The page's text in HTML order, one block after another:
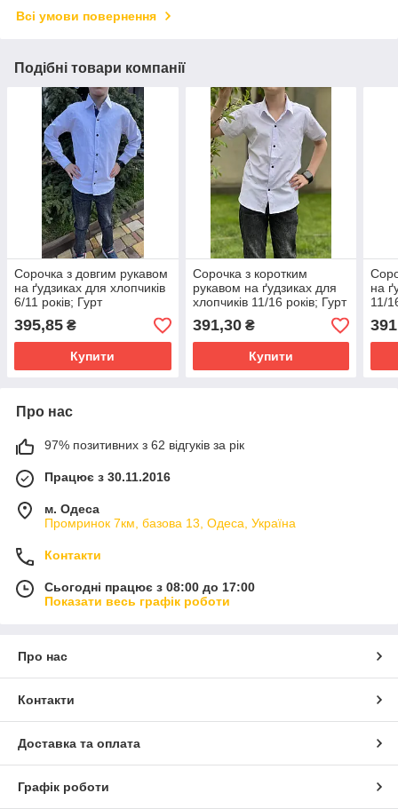
Всі умови повернення
Подібні товари компанії
Сорочка з довгим рукавом
на ґудзиках для хлопчиків
6/11 років; Гурт
395,85 ₴
Купити
Сорочка з коротким
рукавом на ґудзиках для
хлопчиків 11/16 років; Гурт
391,30₴
Купити
на
11/
Про нас
97% позитивних з 62 відгуків за рік
Працює з 30.11.2016
м. Одеса
Промринок 7км, базова 13, Одеса, Україна
Контакти
Сьогодні працює з 08:00 до 17:00
Показати весь графік роботи
Про нас
Контакти
Доставка та оплата
Графік роботи